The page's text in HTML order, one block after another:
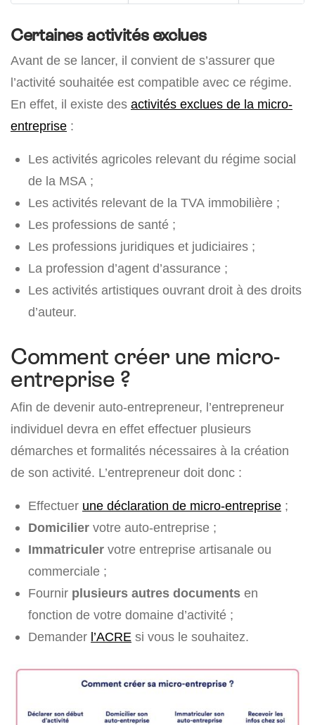
Certaines activités exclues
Avant de se lancer, il convient de s’assurer que
l’activité souhaitée est compatible avec ce régime.
En effet, il existe des activités exclues de la micro-
entreprise :
Les activités agricoles relevant du régime social
de la MSA ;
Les activités relevant de la TVA immobilière ;
Les professions de santé ;
Les professions juridiques et judiciaires ;
La profession d’agent d’assurance ;
Les activités artistiques ouvrant droit à des droits
d’auteur.
Comment créer une micro-
entreprise ?
Afin de devenir auto-entrepreneur, l’entrepreneur
individuel devra en effet effectuer plusieurs
démarches et formalités nécessaires à la création
de son activité. L’entrepreneur doit donc :
Effectuer une déclaration de micro-entreprise ;
Domicilier votre auto-entreprise ;
Immatriculer votre entreprise artisanale ou
commerciale ;
Fournir plusieurs autres documents en
fonction de votre domaine d’activité ;
Demander l’ACRE si vous le souhaitez.